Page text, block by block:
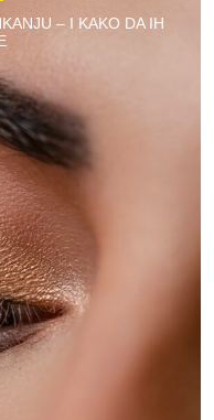
– I KAKO DA IH